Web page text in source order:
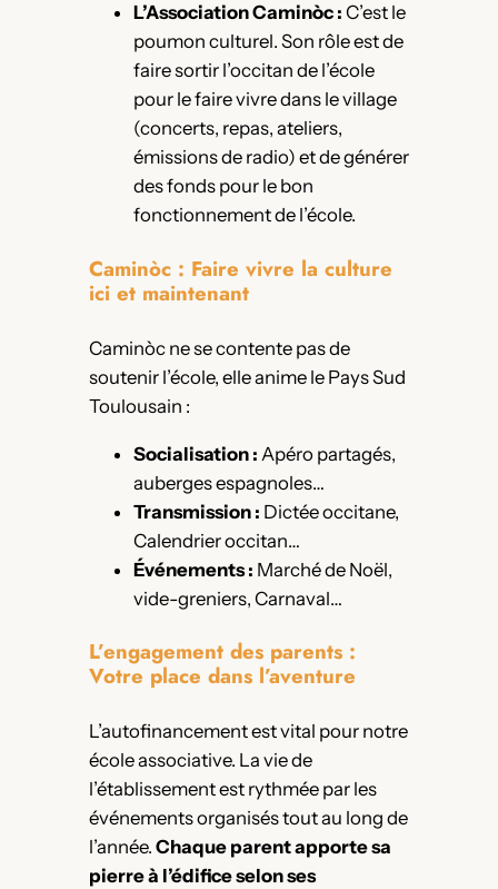
L’Association Caminòc : C’est le
poumon culturel. Son rôle est de
faire sortir l’occitan de l’école
pour le faire vivre dans le village
(concerts, repas, ateliers,
émissions de radio) et de générer
des fonds pour le bon
fonctionnement de l’école.
Caminòc : Faire vivre la culture
ici et maintenant
Caminòc ne se contente pas de
soutenir l’école, elle anime le Pays Sud
Toulousain :
Socialisation : Apéro partagés,
auberges espagnoles…
Transmission : Dictée occitane,
Calendrier occitan…
Événements : Marché de Noël,
vide-greniers, Carnaval…
L’engagement des parents :
Votre place dans l’aventure
L’autofinancement est vital pour notre
école associative. La vie de
l’établissement est rythmée par les
événements organisés tout au long de
l’année. Chaque parent apporte sa
pierre à l’édifice selon ses